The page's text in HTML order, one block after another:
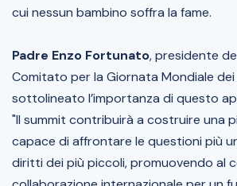
cui nessun bambino soffra la fame.
Padre Enzo Fortunato, presidente
Comitato per la Giornata Mondiale dei
sottolineato l’importanza di questo
"Il summit contribuirà a costruire una
capace di affrontare le questioni più
diritti dei più piccoli, promuovendo al